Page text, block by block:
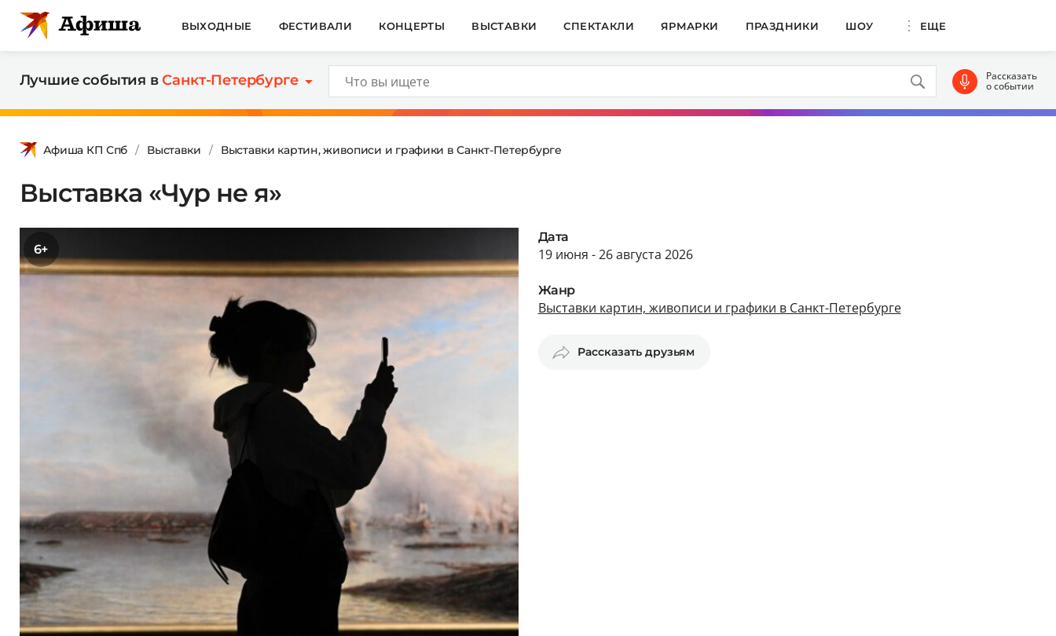
ВЫХОДНЫЕ ФЕСТИВАЛИ КОНЦЕРТЫ ВЫСТАВКИ СПЕКТАКЛИ ЯРМАРКИ ПРАЗДНИКИ ШОУ ЕЩЕ
Лучшие события вСанкт-Петербурге Рассказать
о событии
Афиша КП Спб Выставки Выставки картин, живописи и графики в Санкт-Петербурге
Выставка «Чур не я»
6+
Дата
19 июня - 26 августа 2026
Жанр
Выставки картин, живописи и графики в Санкт-Петербурге
Рассказать друзьям